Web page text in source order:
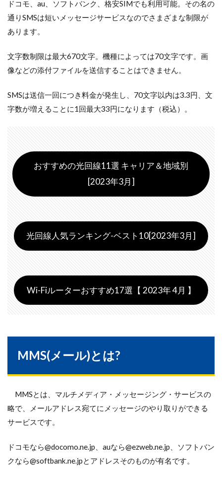
ドコモ、au、ソフトバンク、格安SIMでも利用可能。その名の
通りSMSは短いメッセージサービスなのでさまざまな制限が
あります。
文字数制限は最大670文字。機種によっては70文字です。画
像などの添付ファイルを送信することはできません。
SMSは送信一回につき料金が発生し、70文字以内は3.3円、文
字数が増えることに1回最大33円になります（税込）。
おすすめの光回線11選 キャリア＆地域別
[2023年3月]
光回線人気ランキング-ベスト10[2023年3月]
Wi-Fiルーターおすすめ17選【 2023年 4月 】
MMS(メール)とは?
MMSとは、マルチメディア・メッセージング・サービスの
略で、メールアドレス宛てにメッセージのやり取りができる
サービスです。
ドコモなら@docomo.ne.jp、auなら@ezweb.ne.jp、ソフトバン
クなら@softbank.ne.jpとアドレスそのものが有名です。